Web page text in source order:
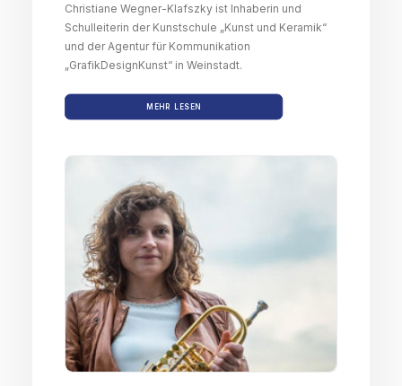
Christiane Wegner-Klafszky ist Inhaberin und
Schulleiterin der Kunstschule „Kunst und Keramik“
und der Agentur für Kommunikation
„GrafikDesignKunst“ in Weinstadt.
MEHR LESEN